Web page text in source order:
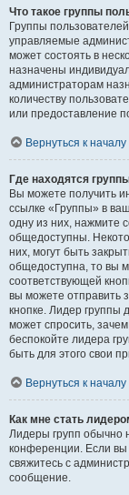
Что такое группы
Группы
управляемые
может состоять в
назначены
администраторам
количеству
или предоставление
Вернуться к началу
Где находятся
Вы можете получить
ссылке «Группы» в
одну из них, нажмите
общедоступны.
них, могут быть
общедоступна, то вы
соответствующей
вы можете отправить
кнопке. Лидер группы
может спросить,
беспокойте лидера
быть для этого свои
Вернуться к началу
Как мне стать
Лидеры групп обычно
конференции. Если вы
свяжитесь с
сообщение.